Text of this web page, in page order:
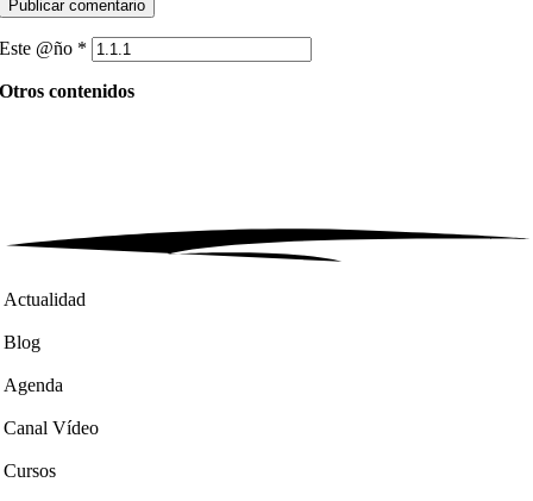
Este @ño *
Otros contenidos
Actualidad
Blog
Agenda
Canal Vídeo
Cursos